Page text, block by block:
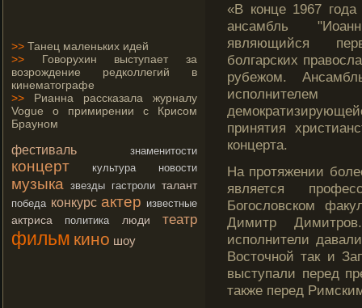
>> Танец маленьких идей
>> Говорухин выступает за
возрождение редколлегий в
кинематографе
>> Рианна рассказала журналу
Vogue о примирении с Крисом
Брауном
фестиваль знаменитости
концерт культура новости
музыка звезды гастроли талант
победа конкурс актер известные
актриса политика люди театр
фильм кино шоу
«В конце 1967 гοда
ансамбль
являющийся
болгарских
рубежом.
принятия
концерта.
На прοтяжении
является
Богοсловском
Димитр
исполнители
Востοчной так и
выступали перед
также перед